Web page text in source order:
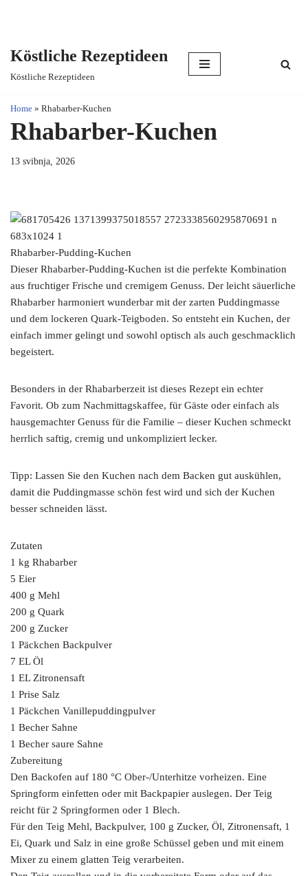
content
Köstliche Rezeptideen
Köstliche Rezeptideen
Home » Rhabarber-Kuchen
Rhabarber-Kuchen
13 svibnja, 2026
Rhabarber-Pudding-Kuchen
Dieser Rhabarber-Pudding-Kuchen ist die perfekte Kombination
aus fruchtiger Frische und cremigem Genuss. Der leicht säuerliche
Rhabarber harmoniert wunderbar mit der zarten Puddingmasse
und dem lockeren Quark-Teigboden. So entsteht ein Kuchen, der
einfach immer gelingt und sowohl optisch als auch geschmacklich
begeistert.
Besonders in der Rhabarberzeit ist dieses Rezept ein echter
Favorit. Ob zum Nachmittagskaffee, für Gäste oder einfach als
hausgemachter Genuss für die Familie – dieser Kuchen schmeckt
herrlich saftig, cremig und unkompliziert lecker.
Tipp: Lassen Sie den Kuchen nach dem Backen gut auskühlen,
damit die Puddingmasse schön fest wird und sich der Kuchen
besser schneiden lässt.
Zutaten
1 kg Rhabarber
5 Eier
400 g Mehl
200 g Quark
200 g Zucker
1 Päckchen Backpulver
7 EL Öl
1 EL Zitronensaft
1 Prise Salz
1 Päckchen Vanillepuddingpulver
1 Becher Sahne
1 Becher saure Sahne
Zubereitung
Den Backofen auf 180 °C Ober-/Unterhitze vorheizen. Eine
Springform einfetten oder mit Backpapier auslegen. Der Teig
reicht für 2 Springformen oder 1 Blech.
Für den Teig Mehl, Backpulver, 100 g Zucker, Öl, Zitronensaft, 1
Ei, Quark und Salz in eine große Schüssel geben und mit einem
Mixer zu einem glatten Teig verarbeiten.